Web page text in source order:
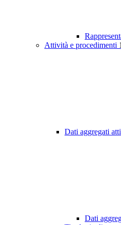
Attività e procedimenti 1
Dati aggregati
Dati